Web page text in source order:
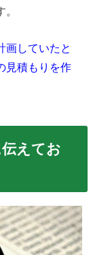
画していたと
見積もりを作
えてお